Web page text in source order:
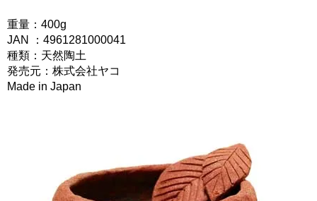
重量：400g
JAN ：4961281000041
種類：天然陶土
発売元：株式会社ヤコ
Made in Japan